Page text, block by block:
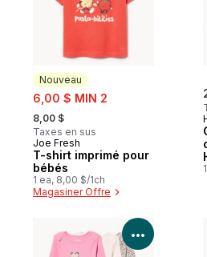
Nouveau
sale:
6,00 $ MIN 2
, formerly:
8,00 $
Taxes en sus
Nouveau
Joe Fresh
T-shirt imprimé pour
bébés
1 ea, 8,00 $/1ch
Magasiner Offre
Voir les